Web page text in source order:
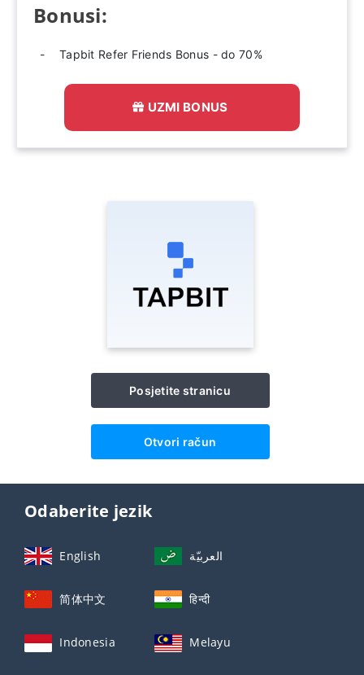
Bonusi:
Tapbit Refer Friends Bonus - do 70%
UZMI BONUS
Posjetite stranicu
Otvori račun
Odaberite jezik
English العربيّة
简体中文 हिन्दी
Indonesia Melayu